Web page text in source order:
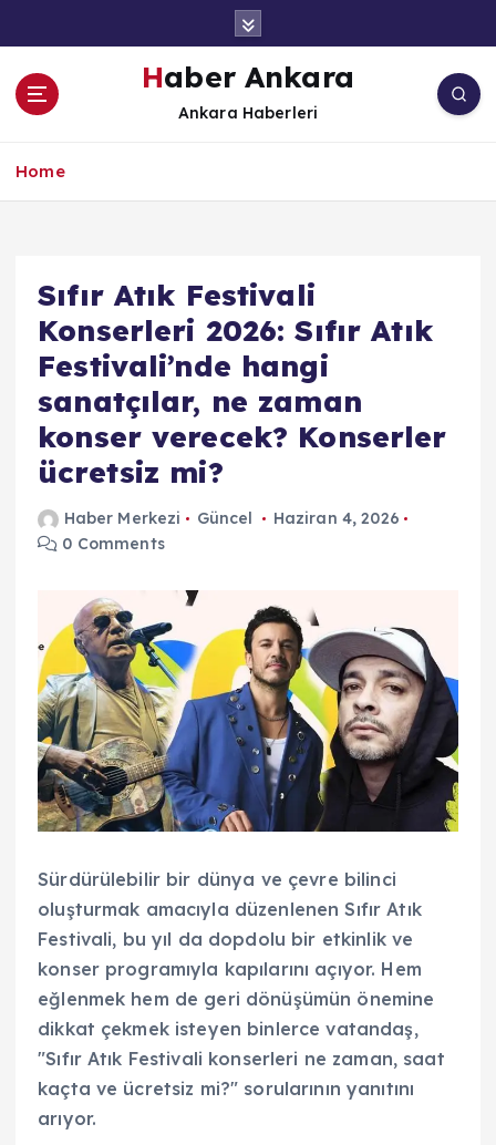
Haber Ankara
Ankara Haberleri
Home
Sıfır Atık Festivali
Konserleri 2026: Sıfır Atık
Festivali’nde hangi
sanatçılar, ne zaman
konser verecek? Konserler
ücretsiz mi?
Haber Merkezi Güncel
Haziran 4, 2026
0 Comments
Sürdürülebilir bir dünya ve çevre bilinci
oluşturmak amacıyla düzenlenen Sıfır Atık
Festivali, bu yıl da dopdolu bir etkinlik ve
konser programıyla kapılarını açıyor. Hem
eğlenmek hem de geri dönüşümün önemine
dikkat çekmek isteyen binlerce vatandaş,
"Sıfır Atık Festivali konserleri ne zaman, saat
kaçta ve ücretsiz mi?" sorularının yanıtını
arıyor.